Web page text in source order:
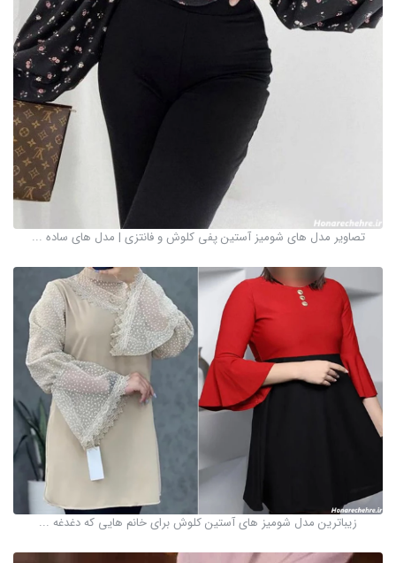
تصاویر مدل های شومیز آستین پفی کلوش و فانتزی | مدل های ساده ...
زیباترین مدل شومیز های آستین کلوش برای خانم هایی که دغدغه ...